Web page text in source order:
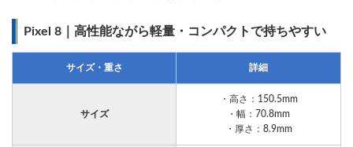
Pixel 8｜高性能ながら軽量・コンパクトで持ちやすい
サイズ・重さ 詳細
サイズ
・高さ：150.5mm
・幅：70.8mm
・厚さ：8.9mm